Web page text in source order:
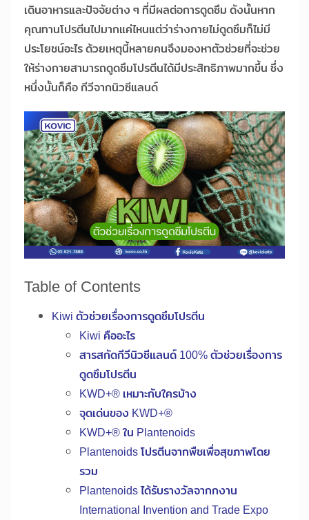
เดินอาหารและปัจจัยต่าง ๆ ที่มีผลต่อการดูดซึม ดังนั้นหาก
คุณทานโปรตีนไปมากแค่ไหนแต่ว่าร่างกายไม่ดูดซึมก็ไม่มี
ประโยชน์อะไร ด้วยเหตุนี้หลายคนจึงมองหาตัวช่วยที่จะช่วย
ให้ร่างกายสามารถดูดซึมโปรตีนได้มีประสิทธิภาพมากขึ้น ซึ่ง
หนึ่งนั้นก็คือ กีวีจากนิวซีแลนด์
Table of Contents
Kiwi ตัวช่วยเรื่องการดูดซึมโปรตีน
Kiwi คืออะไร
สารสกัดกีวีนิวซีแลนด์ 100% ตัวช่วยเรื่องการ
ดูดซึมโปรตีน
KWD+® เหมาะกับใครบ้าง
จุดเด่นของ KWD+®
KWD+® ใน Plantenoids
Plantenoids โปรตีนจากพืชเพื่อสุขภาพโดย
รวม
Plantenoids ได้รับรางวัลจากกงาน
International Invention and Trade Expo